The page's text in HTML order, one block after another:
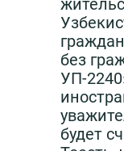
без
УП-
будет